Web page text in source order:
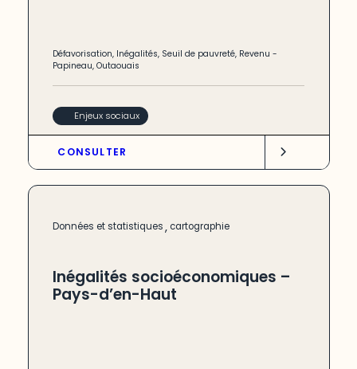
Défavorisation, Inégalités, Seuil de pauvreté, Revenu -
Papineau,Outaouais
Enjeux sociaux
CONSULTER
Données et statistiques, cartographie
Inégalités socioéconomiques –
Pays-d’en-Haut